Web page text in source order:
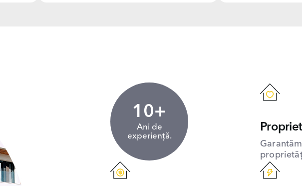
10+
Ani de
experiență.